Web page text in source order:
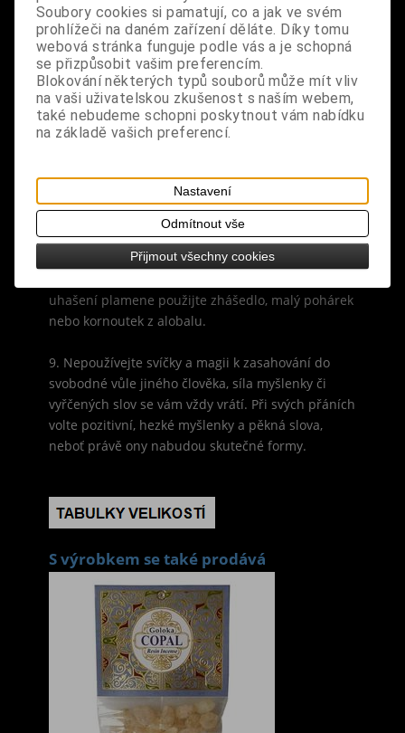
zrušení, zbavení, odstranění nebo ukončení,
provádějte rituál v období ubývajícího měsíce (od
úplňku do novoluní).
7. Svíčku můžete zapálit vždy, když jste doma,
nebo si zvolit určitou pravidelnou hodinu, kdy
budete při každém zapálení intenzivně myslet na
nenechávejte svíčky hořet bez dozoru).
8. Uhašením svíčky magický, očistný či léčebný
proces ukončíte - svíčky nesfoukávejte (neboť
jedna tvůrčí síla - síla dechu života, by neměla
uhašení plamene použijte zhášedlo, malý pohárek
nebo kornoutek z alobalu.
9. Nepoužívejte svíčky a magii k zasahování do
svobodné vůle jiného člověka, síla myšlenky či
vyřčených slov se vám vždy vrátí. Při svých přáních
volte pozitivní, hezké myšlenky a pěkná slova,
neboť právě ony nabudou skutečné formy.
S výrobkem se také prodává
Soubory cookies si pamatují, co a jak ve svém
prohlížeči na daném zařízení děláte. Díky tomu
webová stránka funguje podle vás a je schopná
se přizpůsobit vašim preferencím.
Blokování některých typů souborů může mít vliv
na vaši uživatelskou zkušenost s naším webem,
také nebudeme schopni poskytnout vám nabídku
na základě vašich preferencí.
Nastavení
Odmítnout vše
Přijmout všechny cookies